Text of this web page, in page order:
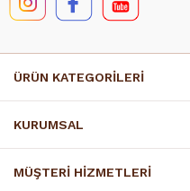
ÜRÜN KATEGORİLERİ
KURUMSAL
MÜŞTERİ HİZMETLERİ